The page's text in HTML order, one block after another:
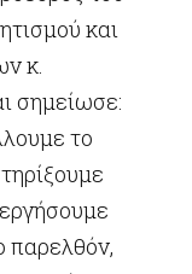
και
κ.
σημείωσε:
το
παρελθόν,